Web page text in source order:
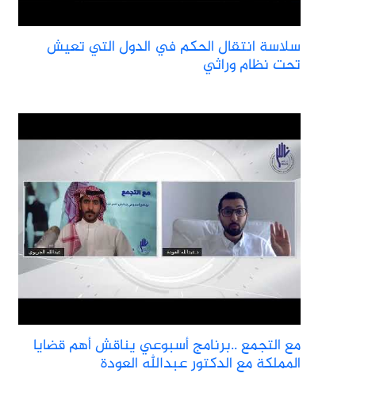
سلاسة انتقال الحكم في الدول التي تعيش
تحت نظام وراثي
مع التجمع ..برنامج أسبوعي يناقش أهم قضايا
المملكة مع الدكتور عبدالله العودة